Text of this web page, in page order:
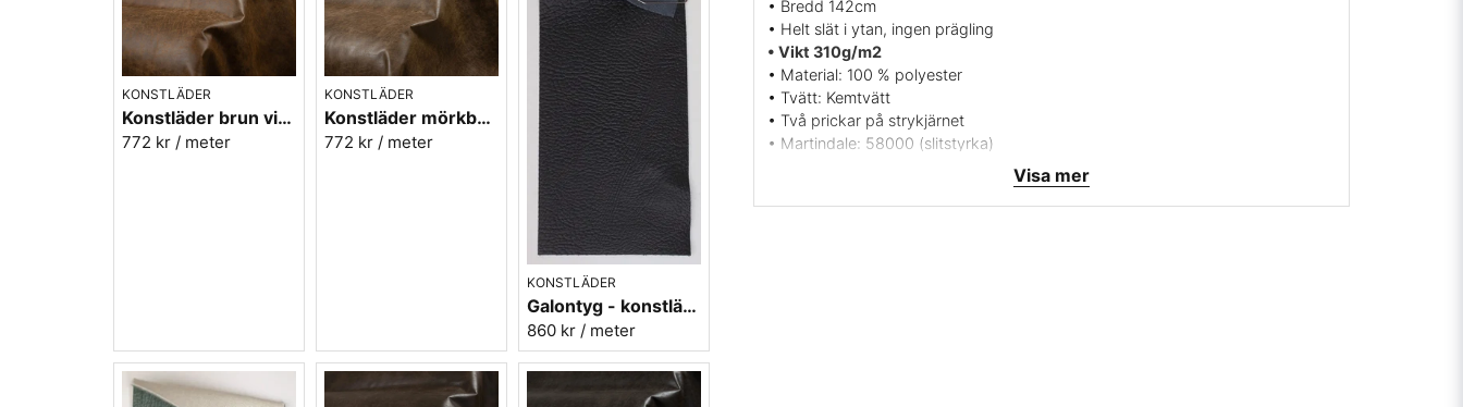
KONSTLÄDER
Konstläder brun vintage - Rodeo cognac nr.36
772 kr / meter
KONSTLÄDER
Konstläder mörkbrun vintage - Rodeo umbra nr.66
772 kr / meter
KONSTLÄDER
Galontyg - konstläder svart - Select 4
860 kr / meter
• Bredd 142cm
• Helt slät i ytan, ingen prägling
• Vikt 310g/m2
• Material: 100 % polyester
• Tvätt: Kemtvätt
• Två prickar på strykjärnet
• Martindale: 58000 (slitstyrka)
• Miljöcertifikat: Oekotex cert: 13.HCN.35063
• Leverantör: Nevotex Sverige
Visa mer